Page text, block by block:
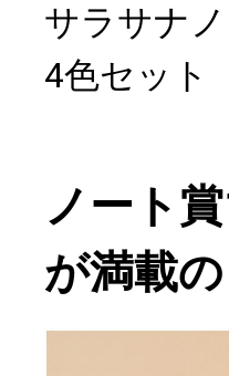
サラサナ
4色セット
ノート
が満載の